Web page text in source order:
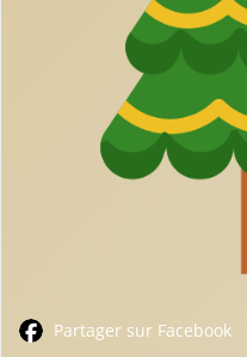
Partager sur Facebook